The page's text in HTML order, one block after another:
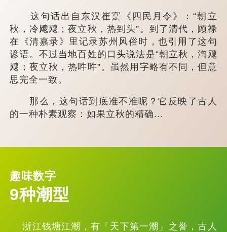
这句话出自东汉崔寔《四民月令》：“朝立
秋，冷飕飕；夜立秋，热到头”。到了清代，顾禄
在《清嘉录》里记录苏州风俗时，也引用了这句
谚语。不过当地百姓的口头说法是“朝立秋，渹飕
飕；夜立秋，热吽吽”。虽然用字略有不同，但意
思完全一致。
那么，这句话到底准不准呢？它反映了古人
的一种朴素观察：如果立秋的精确...
趣味数字
9种潮型
浙江钱塘江潮，有「天下第一潮」之誉，古人